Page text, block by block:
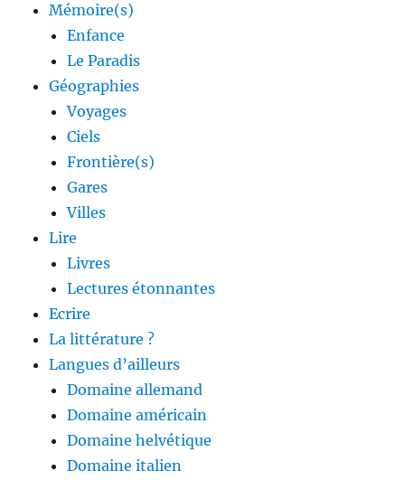
Mémoire(s)
Enfance
Le Paradis
Géographies
Voyages
Ciels
Frontière(s)
Gares
Villes
Lire
Livres
Lectures étonnantes
Ecrire
La littérature ?
Langues d’ailleurs
Domaine allemand
Domaine américain
Domaine helvétique
Domaine italien